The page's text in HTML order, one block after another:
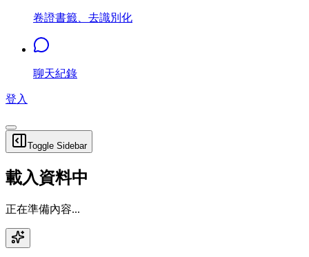
卷證書籤、去識別化
聊天紀錄
登入
Toggle Sidebar
載入資料中
正在準備內容...